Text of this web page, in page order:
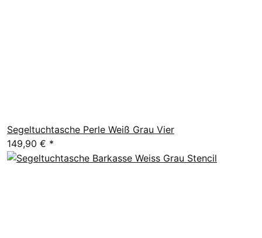
Segeltuchtasche Perle Weiß Grau Vier
149,90 € *